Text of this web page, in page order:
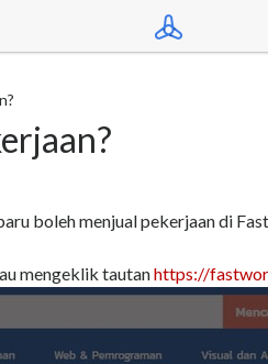
boleh menjual pekerjaan di
mengeklik tautanhttps://